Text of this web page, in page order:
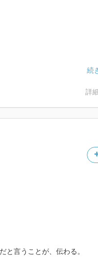
詳
と言うことが、伝わる。